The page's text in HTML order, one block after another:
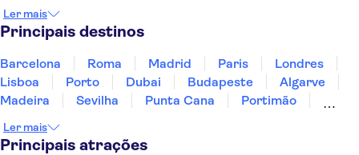
Portugal
Singapura
Ler mais
Principais destinos
Barcelona Roma Madrid Paris
Londres
Lisboa
Porto Dubai Budapeste
Algarve
Madeira
Sevilha Punta Cana
Portimão
Sesimbra
Ler mais
Principais atrações